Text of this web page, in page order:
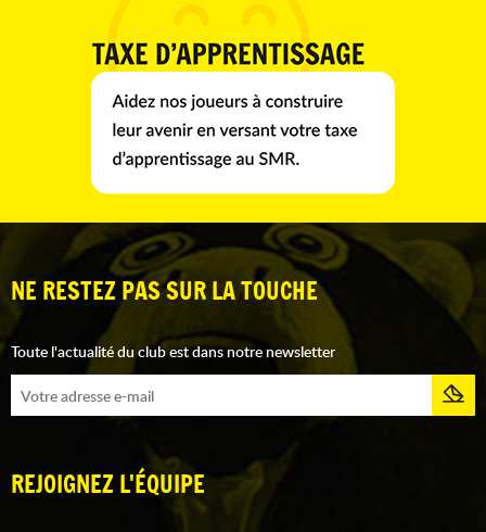
NE RESTEZ PAS SUR LA TOUCHE
Toute l'actualité du club est dans notre newsletter
REJOIGNEZ L'ÉQUIPE